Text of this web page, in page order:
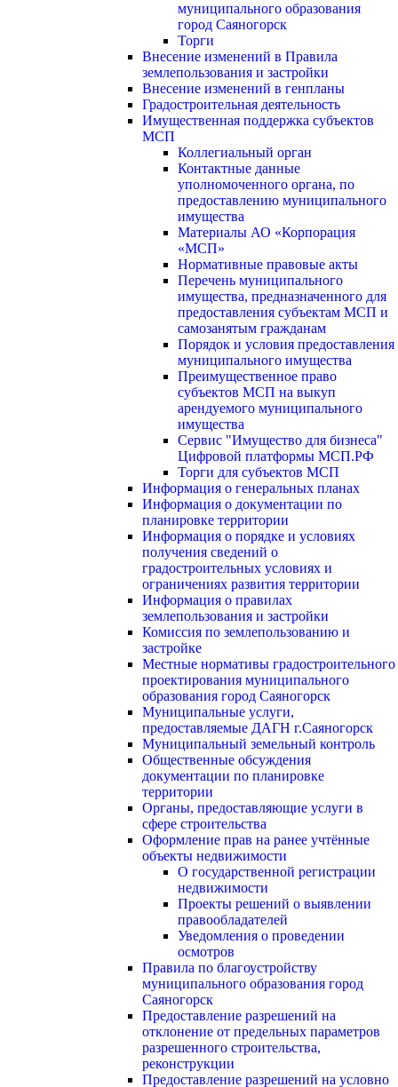
муниципального образования
город Саяногорск
Торги
Внесение изменений в Правила
землепользования и застройки
Внесение изменений в генпланы
Градостроительная деятельность
Имущественная поддержка субъектов
МСП
Коллегиальный орган
Контактные данные
уполномоченного органа, по
предоставлению муниципального
имущества
Материалы АО «Корпорация
«МСП»
Нормативные правовые акты
Перечень муниципального
имущества, предназначенного для
предоставления субъектам МСП и
самозанятым гражданам
Порядок и условия предоставления
муниципального имущества
Преимущественное право
субъектов МСП на выкуп
арендуемого муниципального
имущества
Сервис "Имущество для бизнеса"
Цифровой платформы МСП.РФ
Торги для субъектов МСП
Информация о генеральных планах
Информация о документации по
планировке территории
Информация о порядке и условиях
получения сведений о
градостроительных условиях и
ограничениях развития территории
Информация о правилах
землепользования и застройки
Комиссия по землепользованию и
застройке
Местные нормативы градостроительного
проектирования муниципального
образования город Саяногорск
Муниципальные услуги,
предоставляемые ДАГН г.Саяногорск
Муниципальный земельный контроль
Общественные обсуждения
документации по планировке
территории
Органы, предоставляющие услуги в
сфере строительства
Оформление прав на ранее учтённые
объекты недвижимости
О государственной регистрации
недвижимости
Проекты решений о выявлении
правообладателей
Уведомления о проведении
осмотров
Правила по благоустройству
муниципального образования город
Саяногорск
Предоставление разрешений на
отклонение от предельных параметров
разрешенного строительства,
реконструкции
Предоставление разрешений на условно